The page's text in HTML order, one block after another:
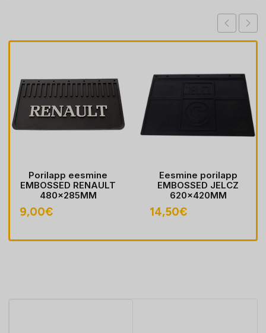
Porilapp eesmine
EMBOSSED RENAULT
480x285MM
9,00€
Eesmine porilapp
EMBOSSED JELCZ
620x420MM
14,50€